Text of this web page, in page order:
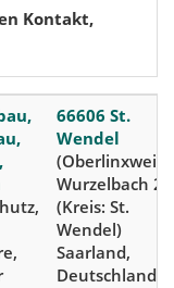
Kontakt,
66606 St.
Wendel
Wurzelbach 2
(Kreis: St.
Wendel)
Saarland,
Deutschland